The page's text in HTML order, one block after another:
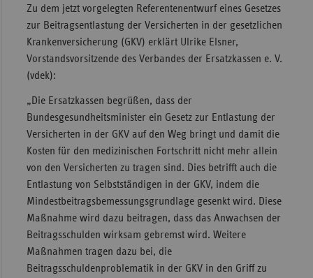
Zu dem jetzt vorgelegten Referentenentwurf eines Gesetzes
zur Beitragsentlastung der Versicherten in der gesetzlichen
Krankenversicherung (GKV) erklärt Ulrike Elsner,
Vorstandsvorsitzende des Verbandes der Ersatzkassen e. V.
(vdek):
„Die Ersatzkassen begrüßen, dass der
Bundesgesundheitsminister ein Gesetz zur Entlastung der
Versicherten in der GKV auf den Weg bringt und damit die
Kosten für den medizinischen Fortschritt nicht mehr allein
von den Versicherten zu tragen sind. Dies betrifft auch die
Entlastung von Selbstständigen in der GKV, indem die
Mindestbeitragsbemessungsgrundlage gesenkt wird. Diese
Maßnahme wird dazu beitragen, dass das Anwachsen der
Beitragsschulden wirksam gebremst wird. Weitere
Maßnahmen tragen dazu bei, die
Beitragsschuldenproblematik in der GKV in den Griff zu